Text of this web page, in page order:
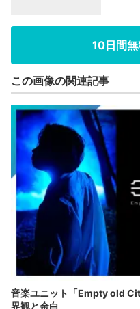
10日間
この画像の関連記事
音楽ユニット「Empty old
界観と余白